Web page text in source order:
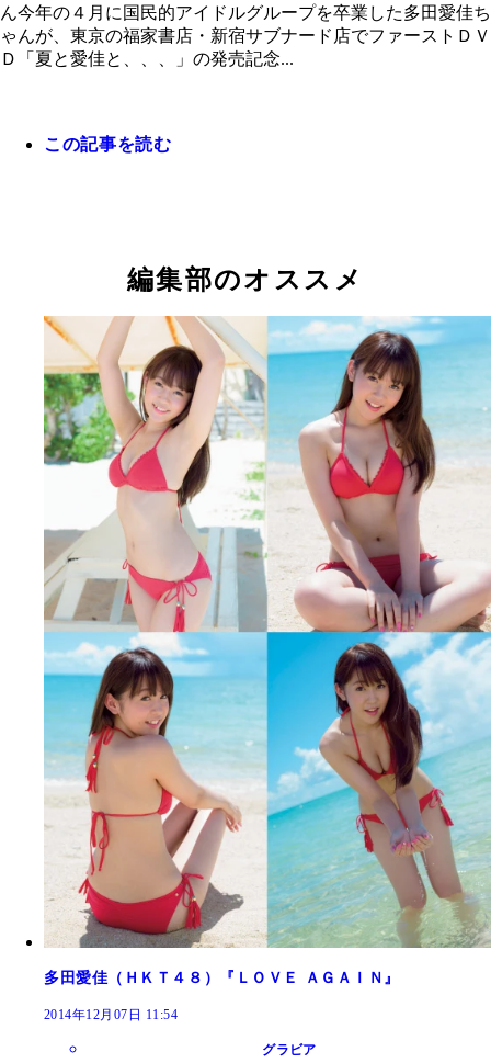
ん今年の４月に国民的アイドルグループを卒業した多田愛佳ち
ゃんが、東京の福家書店・新宿サブナード店でファーストＤＶ
Ｄ「夏と愛佳と、、、」の発売記念...
この記事を読む
編集部のオススメ
多田愛佳（ＨＫＴ４８）『ＬＯＶＥ ＡＧＡＩＮ』
2014年12月07日 11:54
グラビア